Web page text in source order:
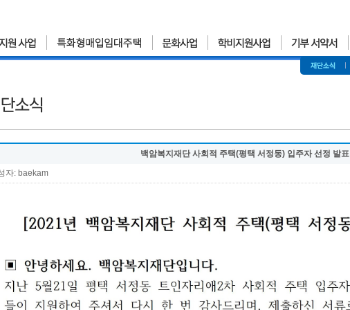
백암복지재단 사회적 주택(평택 서정동) 입주자 선정 발표
자: baekam